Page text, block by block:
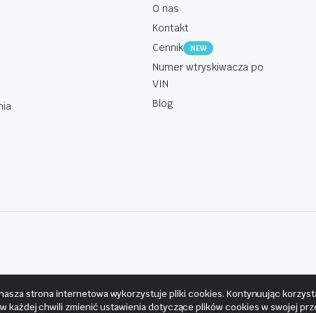
O nas
Kontakt
Cennik
NEW
Numer wtryskiwacza po
VIN
Blog
strona internetowa wykorzystuje pliki cookies. Kontynuując
każdej chwili zmienić ustawienia dotyczące plików cookies w swojej